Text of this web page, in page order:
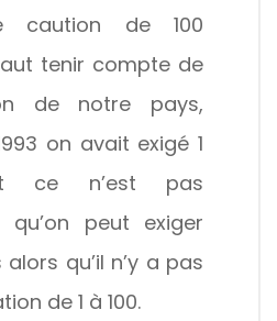
caution de 100
tenir compte de
de notre pays,
on avait exigé 1
ce n’est pas
qu’on peut exiger
alors qu’il n’y a pas
de 1 à 100.